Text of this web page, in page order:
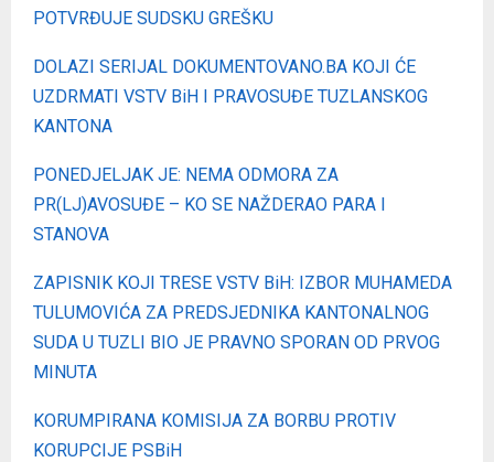
POTVRĐUJE SUDSKU GREŠKU
DOLAZI SERIJAL DOKUMENTOVANO.BA KOJI ĆE
UZDRMATI VSTV BiH I PRAVOSUĐE TUZLANSKOG
KANTONA
PONEDJELJAK JE: NEMA ODMORA ZA
PR(LJ)AVOSUĐE – KO SE NAŽDERAO PARA I
STANOVA
ZAPISNIK KOJI TRESE VSTV BiH: IZBOR MUHAMEDA
TULUMOVIĆA ZA PREDSJEDNIKA KANTONALNOG
SUDA U TUZLI BIO JE PRAVNO SPORAN OD PRVOG
MINUTA
KORUMPIRANA KOMISIJA ZA BORBU PROTIV
KORUPCIJE PSBiH